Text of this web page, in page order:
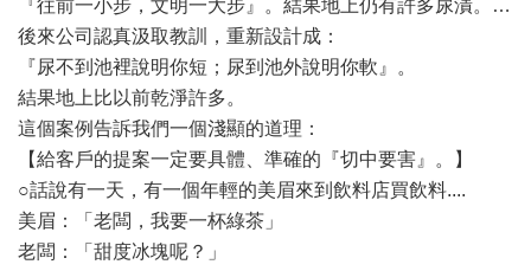
『往前一小步，文明一大步』。結果地上仍有許多尿漬。…
後來公司認真汲取教訓，重新設計成：
『尿不到池裡說明你短；尿到池外說明你軟』。
結果地上比以前乾淨許多。
這個案例告訴我們一個淺顯的道理：
【給客戶的提案一定要具體、準確的『切中要害』。】
○話說有一天，有一個年輕的美眉來到飲料店買飲料....
美眉：「老闆，我要一杯綠茶」
老闆：「甜度冰塊呢？」